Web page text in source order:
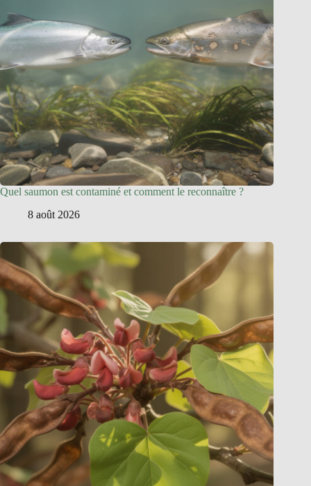
Quel saumon est contaminé et comment le reconnaître ?
8 août 2026